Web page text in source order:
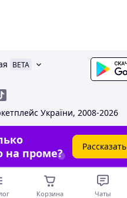
BETA
України, 2008-2026
на проме?
Рассказать
Корзина Чаты